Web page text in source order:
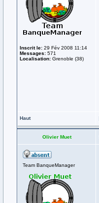
Inscrit le: 29 Fév 2008 11:14
Messages: 571
Localisation: Grenoble (38)
Haut
Olivier Muet
Team BanqueManager